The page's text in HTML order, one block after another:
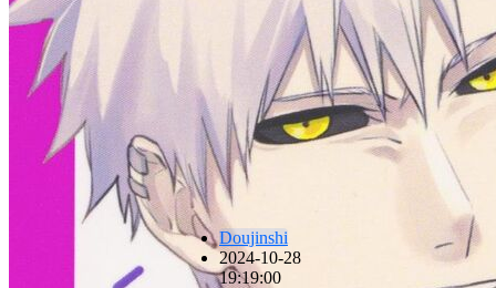
Doujinshi
2024-10-28
19:19:00